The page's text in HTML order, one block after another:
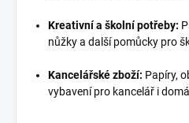
Kreativní a školní potřeby:
nůžky a další pomůcky pro
Kancelářské zboží: Papíry,
vybavení pro kancelář i